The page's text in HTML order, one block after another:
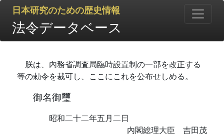
日本研究のための歴史情報
法令データベース
朕は、內務省調査局臨時設置制の一部を改正する
等の勅令を裁可し、ここにこれを公布せしめる。
御名御璽
昭和二十二年五月二日
內閣総理大臣 吉田茂